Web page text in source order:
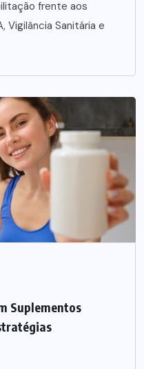
frente aos
Vigilância Sanitária e
Suplementos